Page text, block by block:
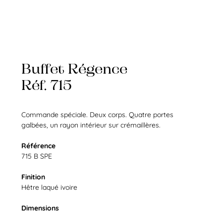
Buffet Régence
Réf. 715
Commande spéciale. Deux corps. Quatre portes
galbées, un rayon intérieur sur crémaillères.
Référence
715 B SPE
Finition
Hêtre laqué ivoire
Dimensions